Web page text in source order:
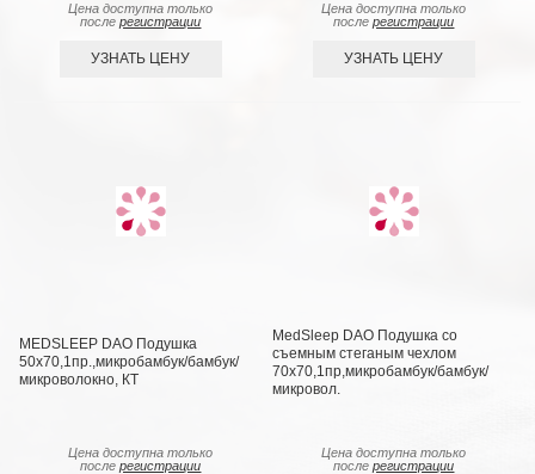
Цена доступна только
послерегистрации
УЗНАТЬ ЦЕНУ
Цена доступна только
послерегистрации
УЗНАТЬ ЦЕНУ
MEDSLEEP DAO Подушка
50х70,1пр.,микробамбук/бамбук/
микроволокно, КТ
Цена доступна только
послерегистрации
MedSleep DAO Подушка со
съемным стеганым чехлом
70х70,1пр,микробамбук/бамбук/
микровол.
Цена доступна только
послерегистрации